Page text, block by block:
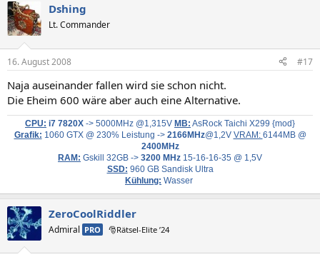
Dshing
Lt. Commander
16. August 2008 #17
Naja auseinander fallen wird sie schon nicht.
Die Eheim 600 wäre aber auch eine Alternative.
CPU: i7 7820X -> 5000MHz @1,315V MB: AsRock Taichi X299 {mod}
Grafik: 1060 GTX @ 230% Leistung -> 2166MHz@1,2V VRAM: 6144MB @
2400MHz
RAM: Gskill 32GB -> 3200 MHz 15-16-16-35 @ 1,5V
SSD: 960 GB Sandisk Ultra
Kühlung: Wasser
ZeroCoolRiddler
Admiral PRO 🎅Rätsel-Elite ’24